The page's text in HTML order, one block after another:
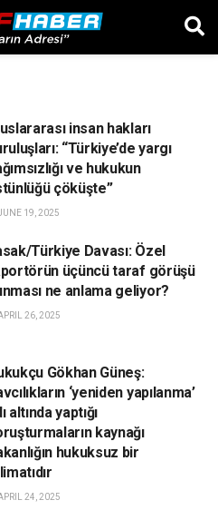
insan hakları
“Türkiye’de yargı
ve hukukun
çöküşte”
19, 2025
Türkiye Davası: Özel
üçüncü taraf görüşü
ne anlama geliyor?
26, 2025
Gökhan Güneş:
‘yeniden yapılanma’
altında yaptığı
kaynağı
hukuksuz bir
24, 2025